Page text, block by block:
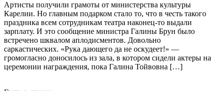
Артисты получили грамоты от министерства культуры
Карелии. Но главным подарком стало то, что в честь такого
праздника всем сотрудникам театра наконец-то выдали
зарплату. И это сообщение министра Галины Брун было
встречено шквалом аплодисментов. Довольно
саркастических. «Рука дающего да не оскудеет!» —
громогласно доносилось из зала, в котором сидели актеры на
церемонии награждения, пока Галина Тойвовна […]